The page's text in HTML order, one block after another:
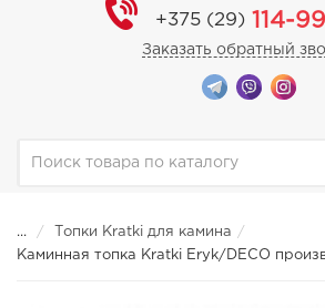
+375 (29) 114-
Заказать обратный
...
Топки Kratki для камина
Каминная топка Kratki Eryk/DECO